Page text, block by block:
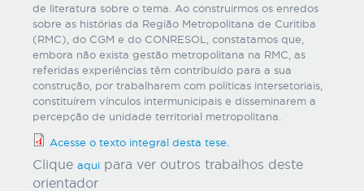
de literatura sobre o tema. Ao construirmos os enredos
sobre as histórias da Região Metropolitana de Curitiba
(RMC), do CGM e do CONRESOL, constatamos que,
embora não exista gestão metropolitana na RMC, as
referidas experiências têm contribuído para a sua
construção, por trabalharem com políticas intersetoriais,
constituírem vínculos intermunicipais e disseminarem a
percepção de unidade territorial metropolitana.
Acesse o texto integral desta tese.
Clique aqui para ver outros trabalhos deste
orientador